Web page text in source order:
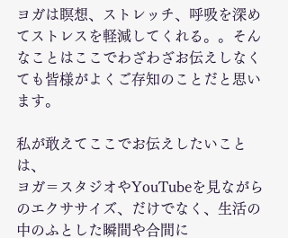
ヨガは瞑想、ストレッチ、呼吸を深め
てストレスを軽減してくれる。。そん
なことはここでわざわざお伝えしなく
ても皆様がよくご存知のことだと思い
ます。
私が敢えてここでお伝えしたいこと
は、
ヨガ＝スタジオやYouTubeを見ながら
のエクササイズ、だけでなく、生活の
中のふとした瞬間や合間に